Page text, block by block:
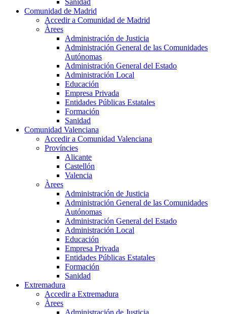
Sanidad
Comunidad de Madrid
Accedir a Comunidad de Madrid
Àrees
Administración de Justicia
Administración General de las Comunidades
Autónomas
Administración General del Estado
Administración Local
Educación
Empresa Privada
Entidades Públicas Estatales
Formación
Sanidad
Comunidad Valenciana
Accedir a Comunidad Valenciana
Províncies
Alicante
Castellón
Valencia
Àrees
Administración de Justicia
Administración General de las Comunidades
Autónomas
Administración General del Estado
Administración Local
Educación
Empresa Privada
Entidades Públicas Estatales
Formación
Sanidad
Extremadura
Accedir a Extremadura
Àrees